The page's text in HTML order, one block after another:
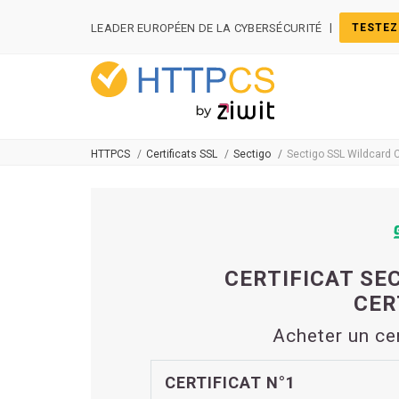
LEADER EUROPÉEN DE LA CYBERSÉCURITÉ |
HTTPCS Certificats SSL Sectigo Sectigo SSL Wildcard
CERTIFICAT
Acheter un
CERTIFICAT N°1